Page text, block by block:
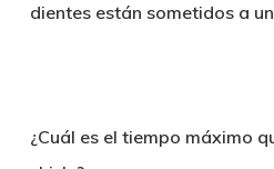
dientes están sometidos a
¿Cuál es el tiempo máximo